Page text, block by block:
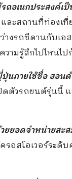
ถอเนกประสงค์เ
ะสถานที่ท่องเ
งรถซีดานกับเ
ามรู้สึกไปไหนไ
ปุ่นภายใช้ชื่อ ฮอนด้
ดตัวรถยนต์รุ่นนี้
ยอดจำหน่ายสะ
อสโอเวอร์ระ